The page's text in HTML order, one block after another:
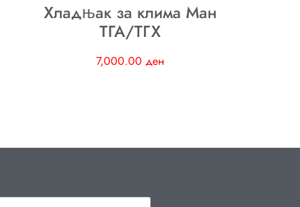
Хладњак за клима Ман
ТГА/ТГХ
7,000.00 ден